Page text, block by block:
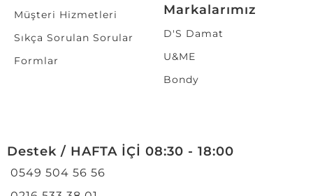
Müşteri Hizmetleri
Sıkça Sorulan Sorular
Formlar
Markalarımız
D'S Damat
U&ME
Bondy
Destek / HAFTA İÇİ 08:30 - 18:00
0549 504 56 56